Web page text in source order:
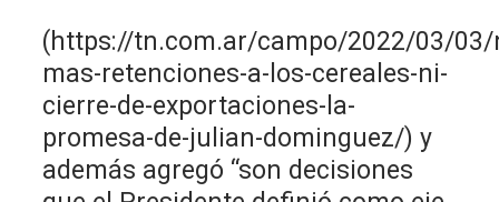
(https://tn.com.ar/campo/2022/03/
mas-retenciones-a-los-cereales-ni-
cierre-de-exportaciones-la-
promesa-de-julian-dominguez/) y
además agregó “son decisiones